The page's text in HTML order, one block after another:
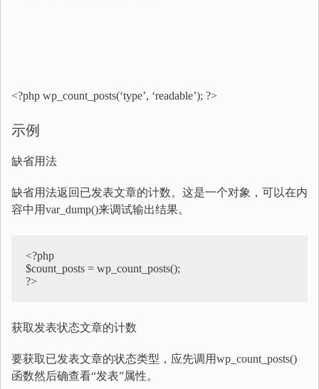
<?php wp_count_posts(‘type’, ‘readable’); ?>
示例
缺省用法
缺省用法返回已发表文章的计数。这是一个对象，可以在内
容中用var_dump()来调试输出结果。
<?php
$count_posts = wp_count_posts();
?>
获取发表状态文章的计数
要获取已发表文章的状态类型，应先调用wp_count_posts()
函数然后确查看“发表”属性。